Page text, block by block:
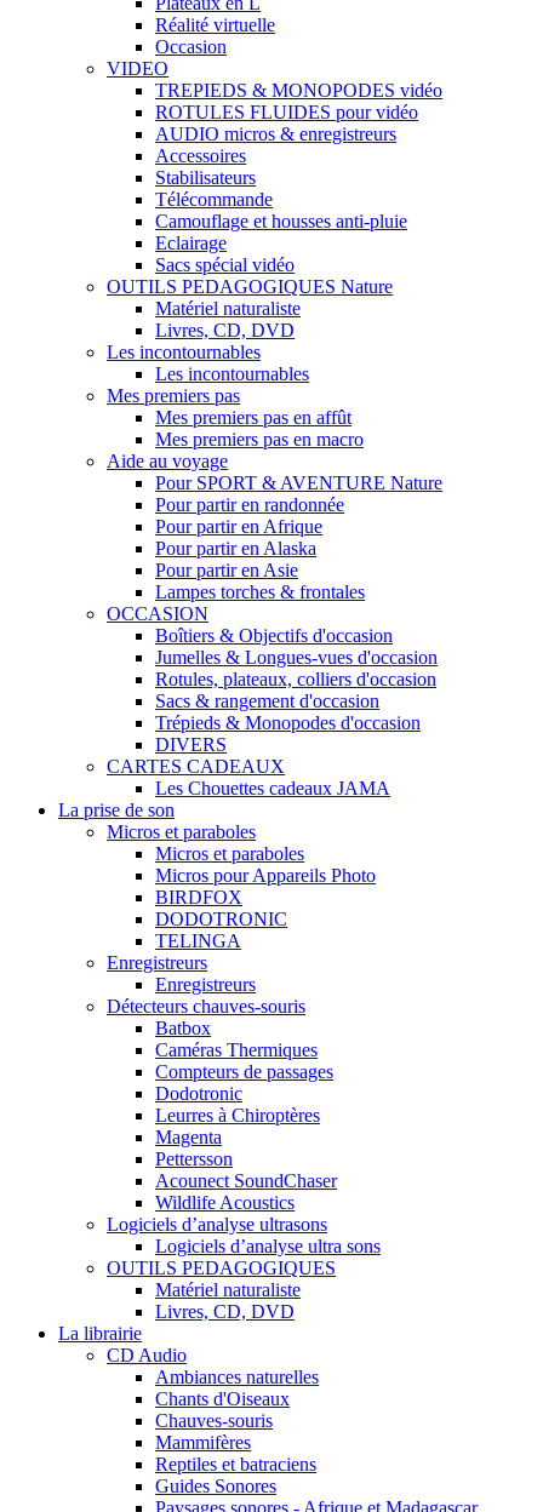
Réalité virtuelle
Occasion
VIDEO
TREPIEDS & MONOPODES vidéo
ROTULES FLUIDES pour vidéo
AUDIO micros & enregistreurs
Accessoires
Stabilisateurs
Télécommande
Camouflage et housses anti-pluie
Eclairage
Sacs spécial vidéo
OUTILS PEDAGOGIQUES Nature
Matériel naturaliste
Livres, CD, DVD
Les incontournables
Les incontournables
Mes premiers pas
Mes premiers pas en affût
Mes premiers pas en macro
Aide au voyage
Pour SPORT & AVENTURE Nature
Pour partir en randonnée
Pour partir en Afrique
Pour partir en Alaska
Pour partir en Asie
Lampes torches & frontales
OCCASION
Boîtiers & Objectifs d'occasion
Jumelles & Longues-vues d'occasion
Rotules, plateaux, colliers d'occasion
Sacs & rangement d'occasion
Trépieds & Monopodes d'occasion
DIVERS
CARTES CADEAUX
Les Chouettes cadeaux JAMA
La prise de son
Micros et paraboles
Micros et paraboles
Micros pour Appareils Photo
BIRDFOX
DODOTRONIC
TELINGA
Enregistreurs
Enregistreurs
Détecteurs chauves-souris
Batbox
Caméras Thermiques
Compteurs de passages
Dodotronic
Leurres à Chiroptères
Magenta
Pettersson
Acounect SoundChaser
Wildlife Acoustics
Logiciels d’analyse ultrasons
Logiciels d’analyse ultra sons
OUTILS PEDAGOGIQUES
Matériel naturaliste
Livres, CD, DVD
La librairie
CD Audio
Ambiances naturelles
Chants d'Oiseaux
Chauves-souris
Mammifères
Reptiles et batraciens
Guides Sonores
Paysages sonores - Afrique et Madagascar